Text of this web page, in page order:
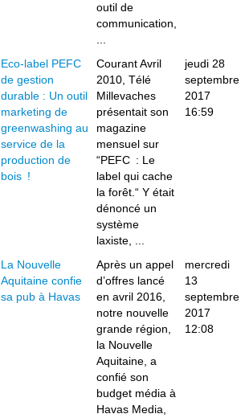
outil de
communication,
Eco-label PEFC
de gestion
durable : Un outil
marketing de
greenwashing au
service de la
production de
bois !
Courant Avril
2010, Télé
Millevaches
présentait son
magazine
mensuel sur
“PEFC : Le
label qui cache
la forêt.“ Y était
dénoncé un
système
laxiste, ...
jeudi 28
septembre
2017
16:59
La Nouvelle
Aquitaine confie
sa pub à Havas
Après un appel
d’offres lancé
en avril 2016,
notre nouvelle
grande région,
la Nouvelle
Aquitaine, a
confié son
budget média à
Havas Media,
mercredi
13
septembre
2017
12:08